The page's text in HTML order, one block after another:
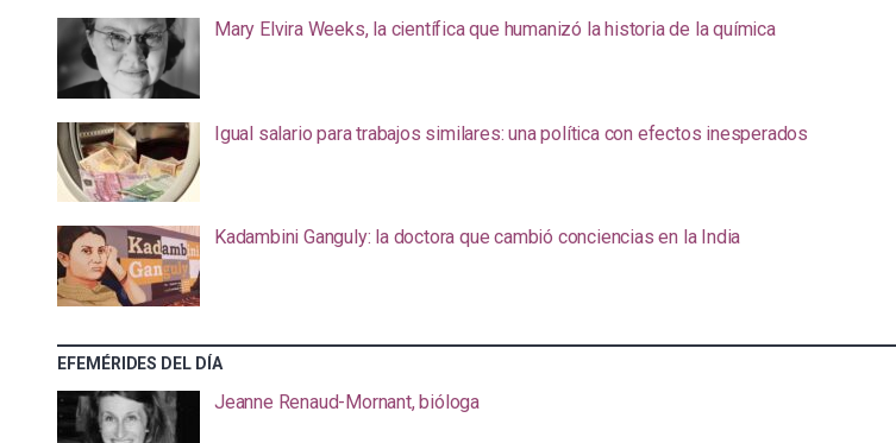
Mary Elvira Weeks, la científica que humanizó la historia de la química
Igual salario para trabajos similares: una política con efectos inesperados
Kadambini Ganguly: la doctora que cambió conciencias en la India
EFEMÉRIDES DEL DÍA
Jeanne Renaud-Mornant, bióloga